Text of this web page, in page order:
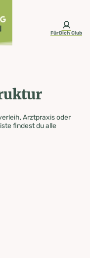
FürDich Club
Arztpraxis oder
findest du alle